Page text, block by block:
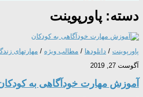
دسته: پاورپوینت
پاورپوینت / دانلودها / مطالب ویژه / مهارتهای
آگوست 27, 2019
آموزش مهارت خودآگاهی به کودکان